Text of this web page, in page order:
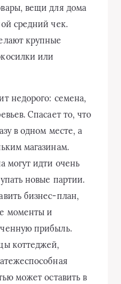
вещи для дома
средний чек.
крупные
или
недорого: семена,
Спасает то, что
в одном месте, а
магазинам.
могут идти очень
новые партии.
бизнес-план,
моменты и
прибыль.
коттеджей,
может оставить в